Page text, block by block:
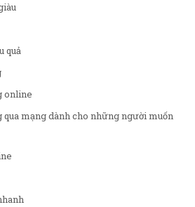
quả
online
mạng dành cho những người muốn